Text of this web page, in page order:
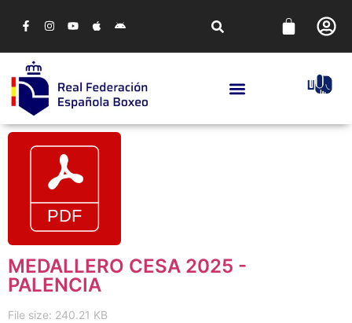
MEDALLERO CESA 2025 -
PALENCIA
File size: 240.21 KB